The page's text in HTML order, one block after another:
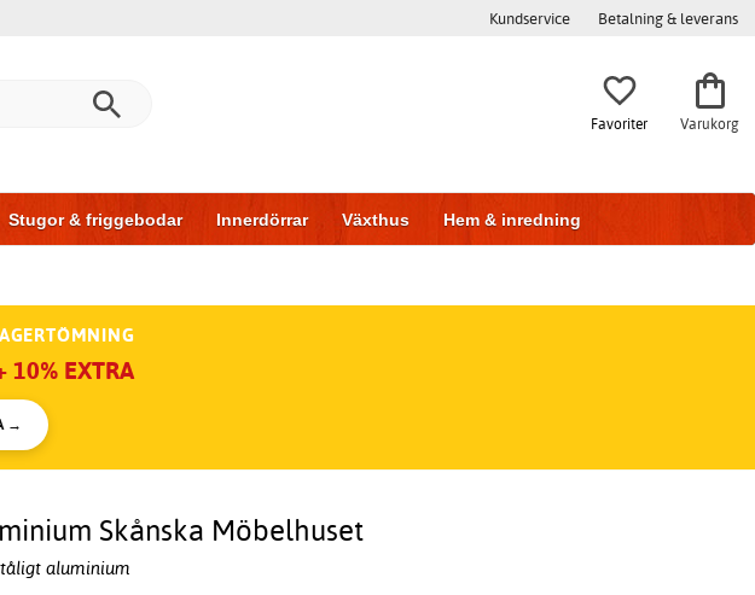
Kundservice Betalning & leverans
Favoriter Varukorg
Stugor & friggebodar Innerdörrar Växthus Hem & inredning
10% EXTRA
→
Skånska Möbelhuset
aluminium